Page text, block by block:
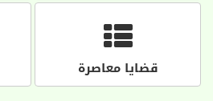
قضايا معاصرة